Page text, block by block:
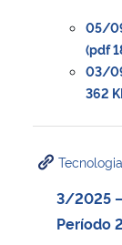
05/
(pdf
03/
362
Tecnologia
3/2025
Período